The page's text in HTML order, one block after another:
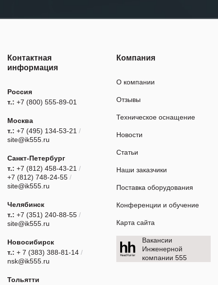
Контактная
информация
Россия
т.: +7 (800) 555-89-01
Москва
т.: +7 (495) 134-53-21 /
site@ik555.ru
Санкт-Петербург
т.: +7 (812) 458-43-21 /
+7 (812) 748-24-55 /
site@ik555.ru
Челябинск
т.: +7 (351) 240-88-55 /
site@ik555.ru
Новосибирск
т.: + 7 (383) 388-81-14 /
nsk@ik555.ru
Тольятти
Компания
О компании
Отзывы
Техническое оснащение
Новости
Статьи
Наши заказчики
Поставка оборудования
Конференции и обучение
Карта сайта
Вакансии
Инженерной
компании 555